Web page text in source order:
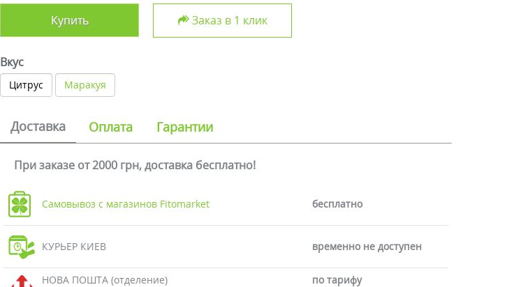
Купить Заказ в 1 клик
Вкус
Цитрус Маракуя
Доставка Оплата Гарантии
При заказе от 2000 грн, доставка бесплатно!
Самовывоз с магазинов Fitomarket бесплатно
КУРЬЕР КИЕВ временно не доступен
НОВА ПОШТА (отделение)
по тарифу